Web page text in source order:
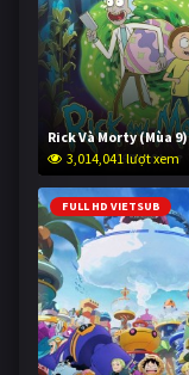
Rick Và Morty (Mùa 9)
3,014,041 lượt xem
FULL HD VIETSUB